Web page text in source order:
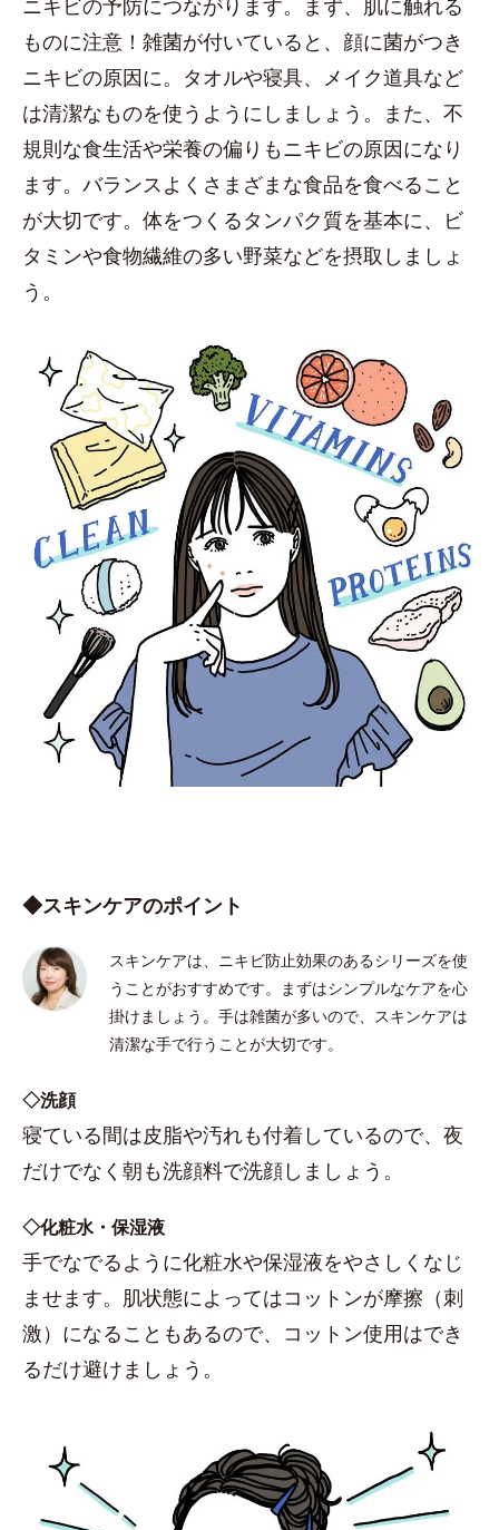
ニキビの予防につながります。まず、肌に触れる
ものに注意！雑菌が付いていると、顔に菌がつき
ニキビの原因に。タオルや寝具、メイク道具など
は清潔なものを使うようにしましょう。また、不
規則な食生活や栄養の偏りもニキビの原因になり
ます。バランスよくさまざまな食品を食べること
が大切です。体をつくるタンパク質を基本に、ビ
タミンや食物繊維の多い野菜などを摂取しましょ
う。
◆スキンケアのポイント
スキンケアは、ニキビ防止効果のあるシリーズを使
うことがおすすめです。まずはシンプルなケアを心
掛けましょう。手は雑菌が多いので、スキンケアは
清潔な手で行うことが大切です。
◇洗顔
寝ている間は皮脂や汚れも付着しているので、夜
だけでなく朝も洗顔料で洗顔しましょう。
◇化粧水・保湿液
手でなでるように化粧水や保湿液をやさしくなじ
ませます。肌状態によってはコットンが摩擦（刺
激）になることもあるので、コットン使用はでき
るだけ避けましょう。